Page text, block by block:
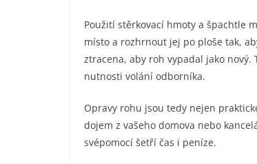
Použití stěrkovací hmoty a špachtle
místo a rozhrnout jej po ploše tak,
ztracena, aby roh vypadal jako
nutnosti volání odborníka.
Opravy rohu jsou tedy nejen
dojem z vašeho domova nebo
svépomocí šetří čas i peníze.